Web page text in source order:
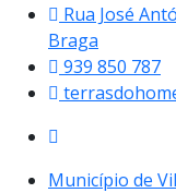
Rua José
Braga
939 850 787
Município de